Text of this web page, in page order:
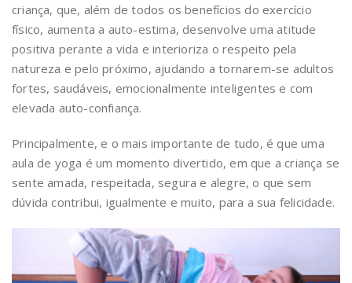
criança, que, além de todos os benefícios do exercício
físico, aumenta a auto-estima, desenvolve uma atitude
positiva perante a vida e interioriza o respeito pela
natureza e pelo próximo, ajudando a tornarem-se adultos
fortes, saudáveis, emocionalmente inteligentes e com
elevada auto-confiança.
Principalmente, e o mais importante de tudo, é que uma
aula de yoga é um momento divertido, em que a criança se
sente amada, respeitada, segura e alegre, o que sem
dúvida contribui, igualmente e muito, para a sua felicidade.